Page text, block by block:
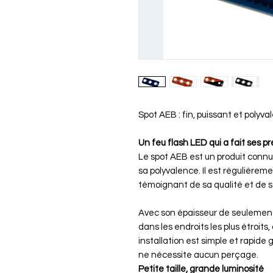
Spot AEB : fin, puissant et
Un feu flash LED qui a fait ses
Le spot AEB est un produit
sa polyvalence. Il est
témoignant de sa qualité et de
Avec son épaisseur de
dans les endroits les plus
installation est simple et rapide
ne nécessite aucun perçage.
Petite taille, grande luminosité